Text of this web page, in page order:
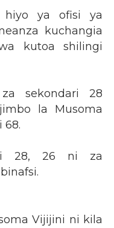
ya ofisi ya
kuchangia
kutoa shilingi
sekondari 28
la Musoma
68.
28, 26 ni za
Vijijini ni kila